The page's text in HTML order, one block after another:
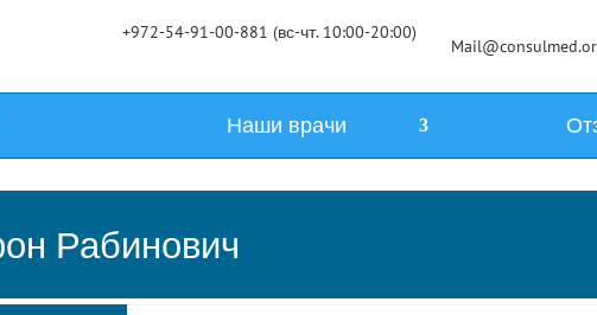
+972-54-91-00-881 (вс-чт. 10:00-20:00)
Наши врачи
Рабинович